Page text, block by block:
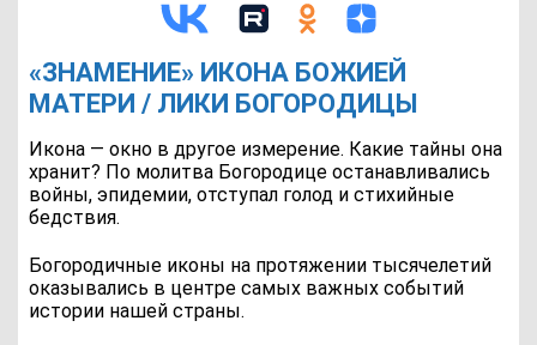
«ЗНАМЕНИЕ» ИКОНА БОЖИЕЙ
МАТЕРИ / ЛИКИ БОГОРОДИЦЫ
Икона — окно в другое измерение. Какие тайны она
хранит? По молитва Богородице останавливались
войны, эпидемии, отступал голод и стихийные
бедствия.
Богородичные иконы на протяжении тысячелетий
оказывались в центре самых важных событий
истории нашей страны.